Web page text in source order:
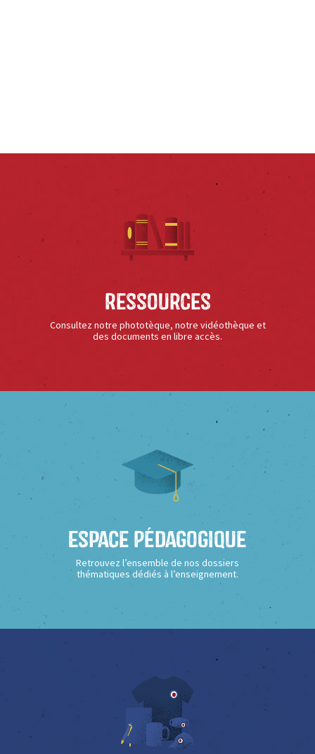
Ressources
Consultez notre phototèque, notre vidéothèque et
des documents en libre accès.
Espace Pédagogique
Retrouvez l’ensemble de nos dossiers
thématiques dédiés à l’enseignement.